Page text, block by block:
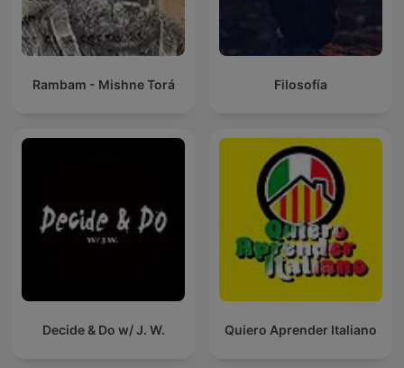
Rambam - Mishne Torá Filosofía
Decide & Do w/ J. W. Quiero Aprender Italiano